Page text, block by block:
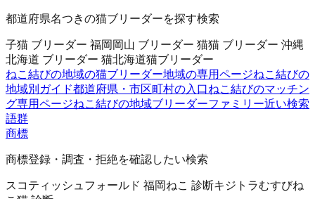
都道府県名つきの猫ブリーダーを探す検索
子猫 ブリーダー 福岡 岡山 ブリーダー 猫猫 ブリーダー 沖縄
北海道 ブリーダー 猫北海道猫ブリーダー
ねこ結びの地域の猫ブリーダー地域の専用ページねこ結びの
地域別ガイド都道府県・市区町村の入口ねこ結びのマッチン
グ専用ページねこ結びの地域ブリーダーファミリー近い検索
語群
商標
商標登録・調査・拒絶を確認したい検索
スコティッシュフォールド 福岡ねこ 診断キジトラむすびね